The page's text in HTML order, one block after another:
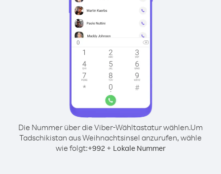
Die Nummer über die Viber-Wähltastatur wählen.Um
Tadschikistan aus Weihnachtsinsel anzurufen, wähle
wie folgt:+992+ Lokale Nummer